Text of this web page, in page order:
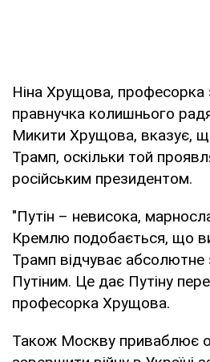
Ніна Хрущова,
правнучка колишнього
Микити Хрущова, вказує,
Трамп, оскільки той
російським президентом.
"Путін – невисока,
Кремлю подобається, що
Трамп відчуває абсолютне
Путіним. Це дає Путіну
професорка Хрущова.
Також Москву приваблює